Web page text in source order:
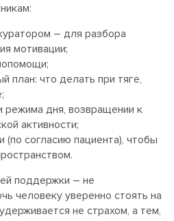
– для разбора
мотивации;
план: что делать при тяге,
режима дня, возвращении к
активности;
(по согласию пациента), чтобы
поддержки – не
человеку уверенно стоять на
не страхом, а тем,